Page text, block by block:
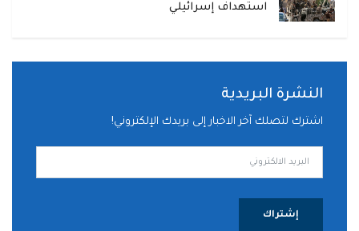
استهداف إسرائيلي
النشرة البريدية
اشترك لتصلك آخر الاخبار إلى بريدك الإلكتروني!
إشتراك